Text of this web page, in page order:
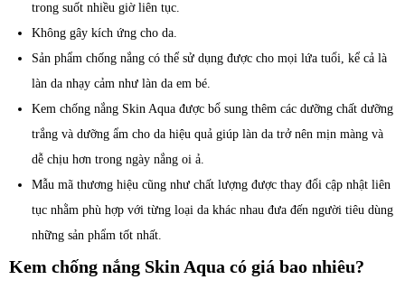
trong suốt nhiều giờ liên tục.
Không gây kích ứng cho da.
Sản phẩm chống nắng có thể sử dụng được cho mọi lứa tuổi, kể cả là
làn da nhạy cảm như làn da em bé.
Kem chống nắng Skin Aqua được bổ sung thêm các dưỡng chất dưỡng
trắng và dưỡng ẩm cho da hiệu quả giúp làn da trở nên mịn màng và
dễ chịu hơn trong ngày nắng oi ả.
Mẫu mã thương hiệu cũng như chất lượng được thay đổi cập nhật liên
tục nhằm phù hợp với từng loại da khác nhau đưa đến người tiêu dùng
những sản phẩm tốt nhất.
Kem chống nắng Skin Aqua có giá bao nhiêu?